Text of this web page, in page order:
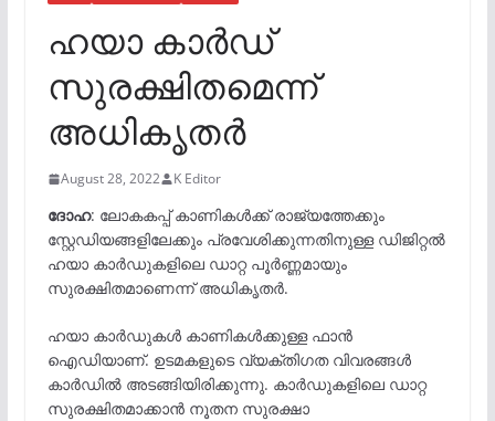
ഹയാ കാർഡ്
സുരക്ഷിതമെന്ന്
അധികൃതർ
August 28, 2022 K Editor
ദോഹ: ലോകകപ്പ് കാണികൾക്ക് രാജ്യത്തേക്കും
സ്റ്റേഡിയങ്ങളിലേക്കും പ്രവേശിക്കുന്നതിനുള്ള ഡിജിറ്റൽ
ഹയാ കാർഡുകളിലെ ഡാറ്റ പൂർണ്ണമായും
സുരക്ഷിതമാണെന്ന് അധികൃതർ.
ഹയാ കാർഡുകൾ കാണികൾക്കുള്ള ഫാൻ
ഐഡിയാണ്. ഉടമകളുടെ വ്യക്തിഗത വിവരങ്ങൾ
കാർഡിൽ അടങ്ങിയിരിക്കുന്നു. കാർഡുകളിലെ ഡാറ്റ
സുരക്ഷിതമാക്കാൻ നൂതന സുരക്ഷാ